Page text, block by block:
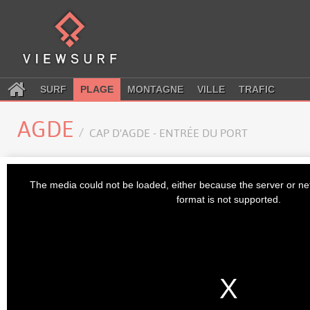
SURF PLAGE MONTAGNE VILLE TRAFIC
AGDE CAP D'AGDE - ENTRÉE DU PORT
The media could not be loaded, either because the server or
format is not supported.